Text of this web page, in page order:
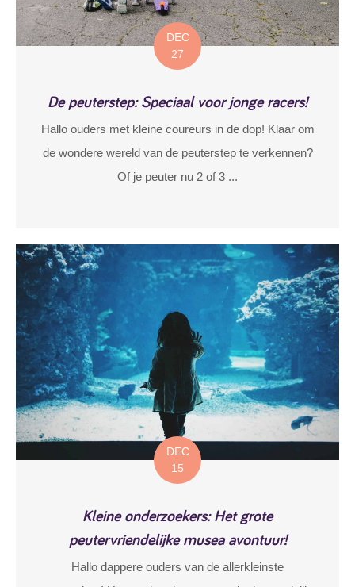
DEC
27
De peuterstep: Speciaal voor jonge racers!
Hallo ouders met kleine coureurs in de dop! Klaar om
de wondere wereld van de peuterstep te verkennen?
Of je peuter nu 2 of 3 ...
DEC
15
Kleine onderzoekers: Het grote
peutervriendelijke musea avontuur!
Hallo dappere ouders van de allerkleinste